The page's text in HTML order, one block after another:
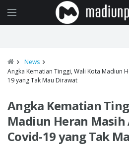
News
Angka Kematian Tinggi, Wali Kota Madiun
19 yang Tak Mau Dirawat
Angka Kematian
Madiun Heran Masih
Covid-19 yang Tak